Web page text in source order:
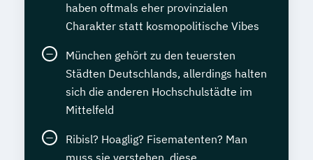
haben oftmals eher provinzialen
Charakter statt kosmopolitische Vibes
München gehört zu den teuersten
Städten Deutschlands, allerdings halten
sich die anderen Hochschulstädte im
Mittelfeld
Ribisl? Hoaglig? Fisematenten? Man